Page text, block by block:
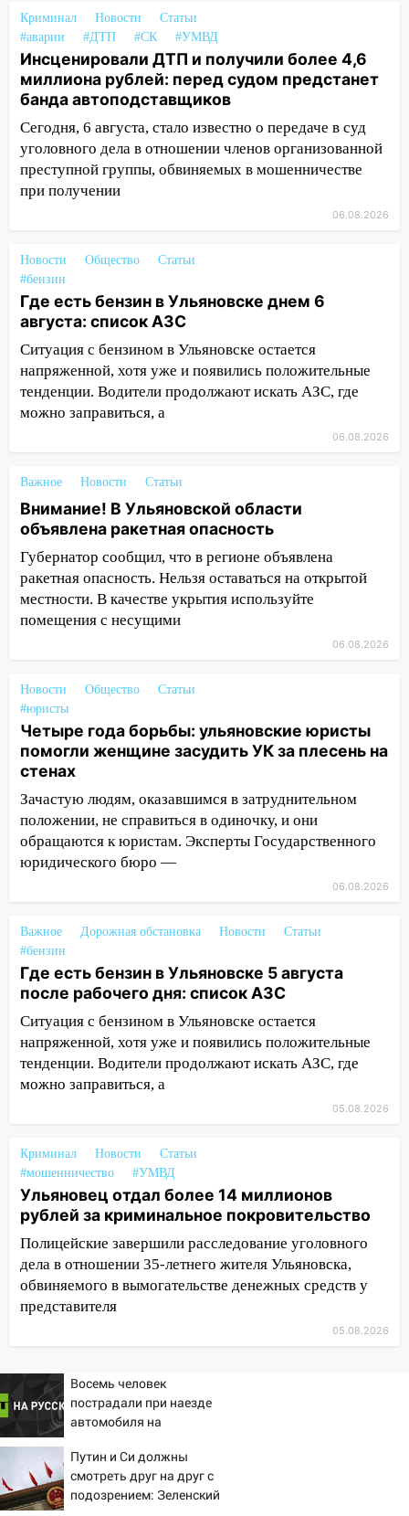
10:00
В Старомайнском районе утонул
51-летний мужчина
09:50 В Ульяновске черный коршун
застрял в тепловозе
09:44 Ульяновские спасатели помогли
юному велосипедисту на улице
Чернышевского
В Заволжском районе украли два
07:18
В Ульяновск идет
тридцатиградусная жара: какая будет
погода в четверг
06:00 Четыре года борьбы: ульяновские
юристы помогли женщине засудить УК
за плесень на стенах
05:00
Кому 6 августа звезды сулят
05.08.2026
22:58 Соцсети: на проспекте Тюленева
ДТП с мотоциклистом
20:22 Мошенники обманули 92-летнюю
жительницу Ульяновской области
19:14 Житель Ульяновской области
подвез троих незнакомцев на трассе и
18:14
Прогноз погоды на 6 августа в
Ульяновской области
18:00 Мотофристайл, рок и силовой
экстрим: в Ульяновске пройдет
17:30 Где есть бензин в Ульяновске 5
августа после рабочего дня: список АЗС
17:05
«Обыск» по видеосвязи: в
16:12
Вешкайме посиделки с судимым
знакомым закончились для женщины
больницей
16:06 18-летняя девушка без прав
перевернулась на мопеде и попала в
больницу
покровительство
15:32 На «кольце» кроссовер сбил 18-
летнего мопедиста
15:00 В Ульяновске после тройного ДТП
госпитализировали 25-летнего байкера
14:32 На Ульяновскую область
надвигается жара
подробности серьезной аварии на
Фруктовой
13:30
В Димитровграде на улице
Трудовой горело здание
13:00
Водитель без прав врезался в
припаркованный автомобиль
Криминал Новости
Статьи
#аварии
#ДТП #СК #УМВД
Инсценировали ДТП и получили более 4,6
миллиона рублей: перед судом предстанет
банда автоподставщиков
Сегодня, 6 августа, стало известно о передаче в суд
уголовного дела в отношении членов организованной
преступной группы, обвиняемых в мошенничестве
при получении
06.08.2026
Новости Общество
Статьи
#бензин
Где есть бензин в Ульяновске днем 6
августа: список АЗС
Ситуация с бензином в Ульяновске остается
напряженной, хотя уже и появились положительные
тенденции. Водители продолжают искать АЗС, где
можно заправиться, а
06.08.2026
Важное Новости Статьи
Внимание! В Ульяновской области
объявлена ракетная опасность
Губернатор сообщил, что в регионе объявлена
ракетная опасность. Нельзя оставаться на открытой
местности. В качестве укрытия используйте
помещения с несущими
06.08.2026
Новости Общество
Статьи
#юристы
Четыре года борьбы: ульяновские юристы
помогли женщине засудить УК за плесень на
стенах
Зачастую людям, оказавшимся в затруднительном
положении, не справиться в одиночку, и они
обращаются к юристам. Эксперты Государственного
юридического бюро —
06.08.2026
Важное Дорожная обстановка Новости
Статьи
#бензин
Где есть бензин в Ульяновске 5 августа
после рабочего дня: список АЗС
Ситуация с бензином в Ульяновске остается
напряженной, хотя уже и появились положительные
тенденции. Водители продолжают искать АЗС, где
можно заправиться, а
05.08.2026
Криминал Новости
Статьи
#мошенничество
#УМВД
Ульяновец отдал более 14 миллионов
рублей за криминальное покровительство
Полицейские завершили расследование уголовного
дела в отношении 35-летнего жителя Ульяновска,
обвиняемого в вымогательстве денежных средств у
представителя
05.08.2026
Восемь человек
пострадали при наезде
автомобиля на
Путин и Си должны
смотреть друг на друг с
подозрением: Зеленский